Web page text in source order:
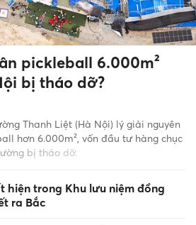
pickleball 6.000m²
bị tháo dỡ?
Thanh Liệt (Hà Nội) lý giải nguyên
hơn 6.000m², vốn đầu tư hàng chục
bị tháo dỡ.
hiện trong Khu lưu niệm đồng
ra Bắc